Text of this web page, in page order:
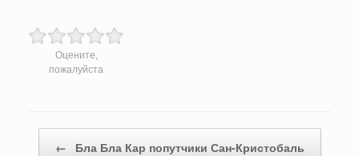
Оцените,
пожалуйста
Post navigation
← Бла Бла Кар попутчики Сан-Кристобаль